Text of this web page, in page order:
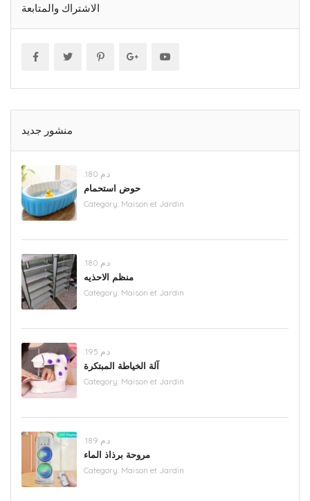
الاشتراك والمتابعة
منشور جديد
.د.م 180
حوض استحمام
Category: Maison et Jardin
.د.م 180
منظم الاحذيه
Category: Maison et Jardin
.د.م 195
آلة الخياطة المبتكرة
Category: Maison et Jardin
.د.م 189
مروحة برذاذ الماء
Category: Maison et Jardin